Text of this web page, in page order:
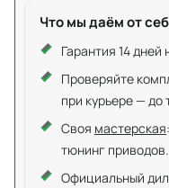
Что мы даём от
Гарантия 14
Проверяйте
при курьере — до
Своя мастерская
тюнинг приводов.
Официальный